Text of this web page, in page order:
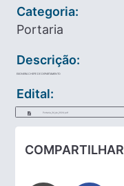
Categoria:
Portaria
Descrição:
EXONERA CHEFE DE DEPARTAMENTO
Edital:
Portaria_34_de_2024.pdf
COMPARTILHAR